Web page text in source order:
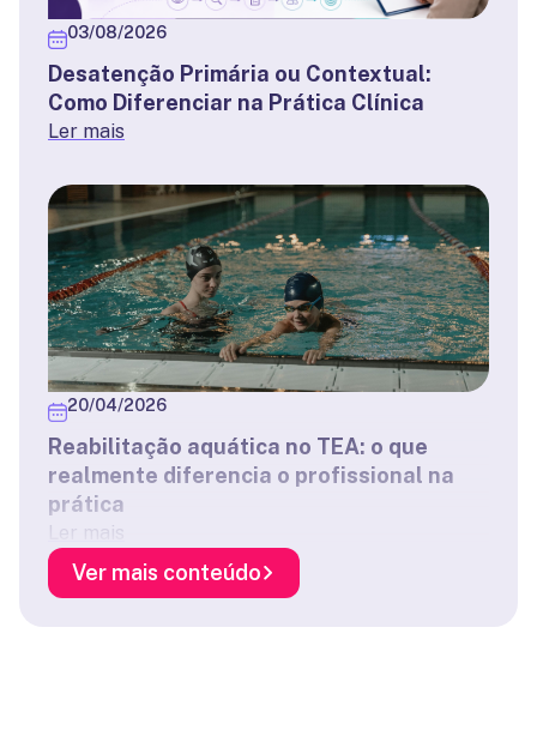
03/08/2026
Desatenção Primária ou Contextual:
Como Diferenciar na Prática Clínica
Ler mais
20/04/2026
Reabilitação aquática no TEA: o que
realmente diferencia o profissional na
prática
Ler mais
Ver mais conteúdo